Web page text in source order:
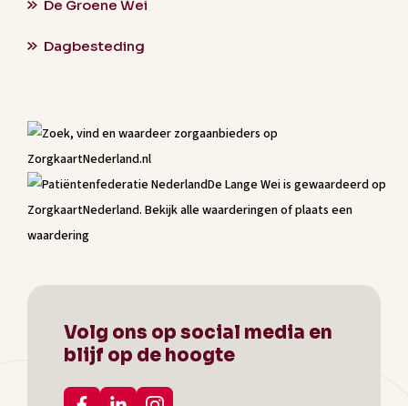
De Groene Wei
Dagbesteding
De Lange Weiis gewaardeerd op
ZorgkaartNederland. Bekijk alle waarderingenofplaats een
waardering
Volg ons op social media en
blijf op de hoogte